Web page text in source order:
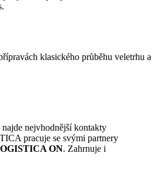
klasického průběhu veletrhu a
nejvhodnější kontakty
pracuje se svými partnery
ON. Zahrnuje i